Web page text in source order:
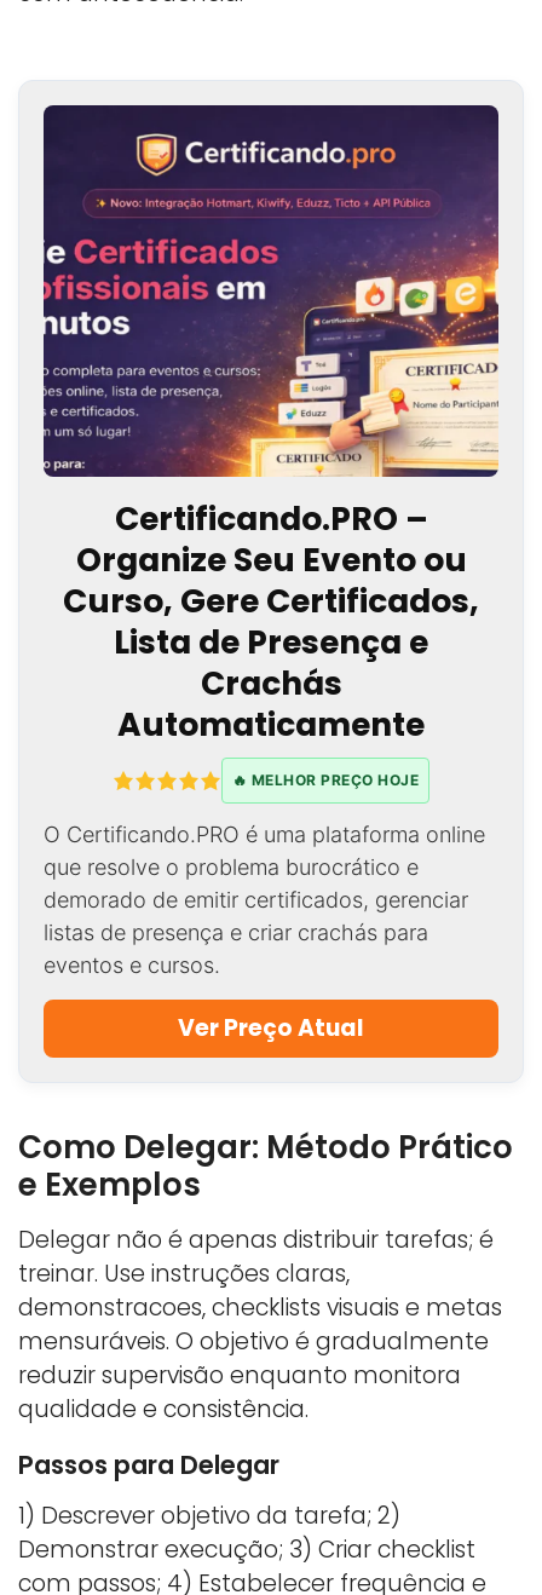
Certificando.PRO –
Organize Seu Evento ou
Curso, Gere Certificados,
Lista de Presença e
Crachás
Automaticamente
🔥 MELHOR PREÇO HOJE
O Certificando.PRO é uma plataforma online
que resolve o problema burocrático e
demorado de emitir certificados, gerenciar
listas de presença e criar crachás para
eventos e cursos.
Ver Preço Atual
Como Delegar: Método Prático
e Exemplos
Delegar não é apenas distribuir tarefas; é
treinar. Use instruções claras,
demonstracoes, checklists visuais e metas
mensuráveis. O objetivo é gradualmente
reduzir supervisão enquanto monitora
qualidade e consistência.
Passos para Delegar
1) Descrever objetivo da tarefa; 2)
Demonstrar execução; 3) Criar checklist
com passos; 4) Estabelecer frequência e